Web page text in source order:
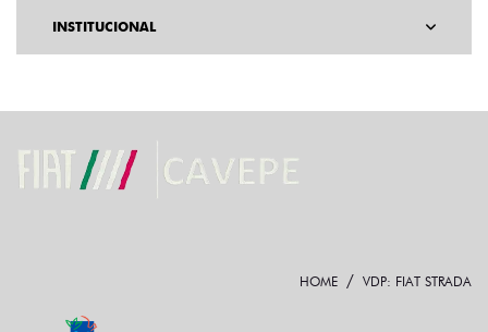
INSTITUCIONAL
HOME VDP: FIAT STRADA